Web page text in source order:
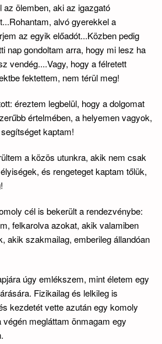
ölemben, aki az igazgató
alvó gyerekkel a
az egyik előadót...Közben pedig
nap gondoltam arra, hogy mi lesz ha
vendég....Vagy, hogy a félretett
fektettem, nem térül meg!
éreztem legbelül, hogy a dolgomat
értelmében, a helyemen vagyok,
kaptam!
a közös utunkra, akik nem csak
és rengeteget kaptam tőlük,
cél is bekerült a rendezvénybe:
felkarolva azokat, akik valamiben
akik szakmailag, emberileg állandóan
úgy emlékszem, mint életem egy
Fizikailag és lelkileg is
kezdetét vette azután egy komoly
megláttam önmagam egy